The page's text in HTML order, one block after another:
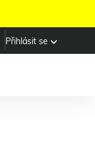
Přihlásit se